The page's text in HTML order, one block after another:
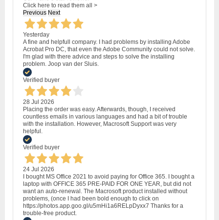
Click here to read them all >
Previous Next
Yesterday
A fine and helpfull company. I had problems by installing Adobe
Acrobat Pro DC, that even the Adobe Community could not solve.
I'm glad with there advice and steps to solve the installing
problem. Joop van der Sluis.
Verified buyer
28 Jul 2026
Placing the order was easy. Afterwards, though, I received
countless emails in various languages and had a bit of trouble
with the installation. However, Macrosoft Support was very
helpful.
Verified buyer
24 Jul 2026
I bought MS Office 2021 to avoid paying for Office 365. I bought a
laptop with OFFICE 365 PRE-PAID FOR ONE YEAR, but did not
want an auto-renewal. The Macrosoft product installed without
problems, (once I had been bold enough to click on
https://photos.app.goo.gl/u5mHi1a6RELpDyxx7 Thanks for a
trouble-free product.